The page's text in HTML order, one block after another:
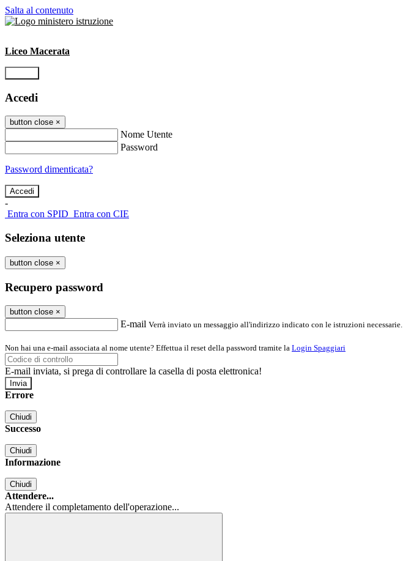
Salta al contenuto
Liceo Macerata
Accedi
button close ×
Nome Utente
Password
Password dimenticata?
-
Entra con SPID Entra con CIE
Seleziona utente
button close ×
Recupero password
button close ×
E-mail Verrà inviato un messaggio all'indirizzo indicato con le istruzioni necessarie.
Non hai una e-mail associata al nome utente? Effettua il reset della password tramite la Login Spaggiari
E-mail inviata, si prega di controllare la casella di posta elettronica!
Errore
Chiudi
Successo
Chiudi
Informazione
Chiudi
Attendere...
Attendere il completamento dell'operazione...